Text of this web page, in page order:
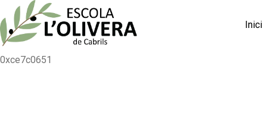
Inici
0xce7c0651